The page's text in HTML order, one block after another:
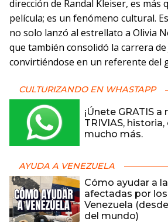
dirección de Randal Kleiser, es más
película; es un fenómeno cultural.
no solo lanzó al estrellato a Olivia
que también consolidó la carrera
convirtiéndose en un referente del
CULTURIZANDO EN WHASTAPP
¡Únete GRATIS
TRIVIAS,
mucho más.
AYUDA A VENEZUELA
Cómo ayudar a
afectadas por
Venezuela
del mundo)